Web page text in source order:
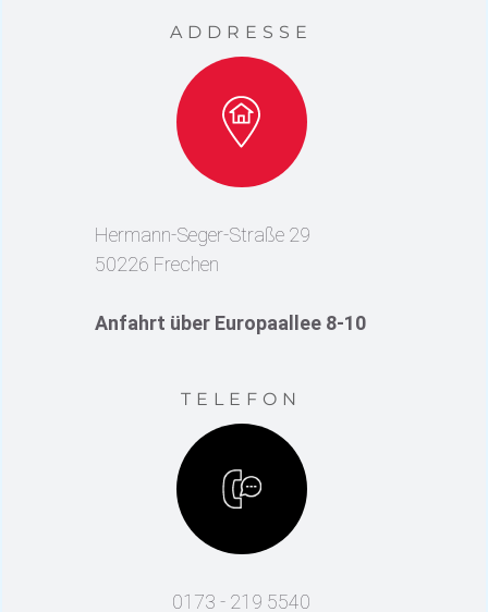
ADDRESSE
Hermann-Seger-Straße 29
50226 Frechen
Anfahrt über Europaallee 8-10
TELEFON
0173 - 219 5540